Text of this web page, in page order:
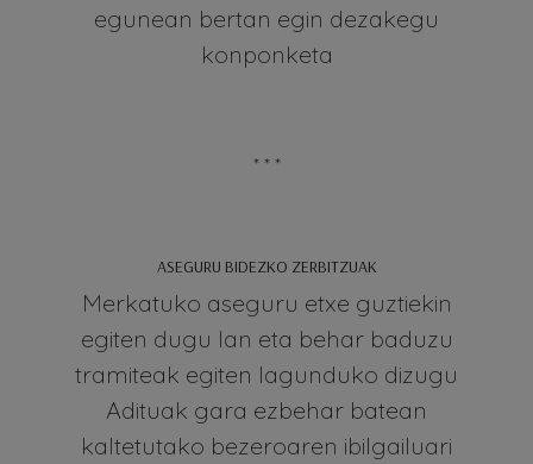
egunean bertan egin dezakegu
konponketa
* * *
ASEGURU BIDEZKO ZERBITZUAK
Merkatuko aseguru etxe guztiekin
egiten dugu lan eta behar baduzu
tramiteak egiten lagunduko dizugu
Adituak gara ezbehar batean
kaltetutako bezeroaren ibilgailuari